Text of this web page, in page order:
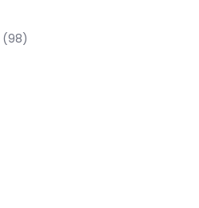
(98)